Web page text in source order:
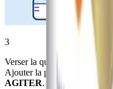
3
Verser la quantité d’eau
Ajouter la poudre. Visser le
AGITER.